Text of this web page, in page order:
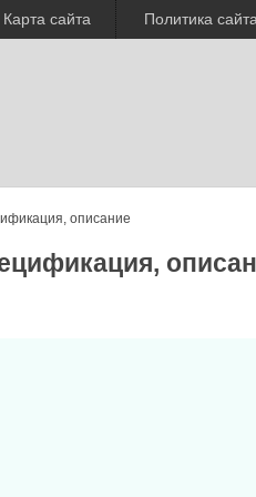
Карта сайта Политика сайта
описание